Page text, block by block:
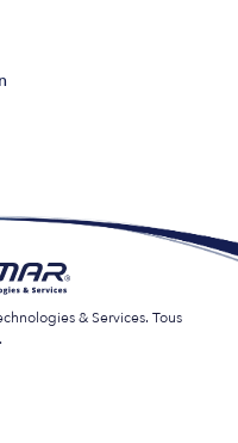
& Services. Tous